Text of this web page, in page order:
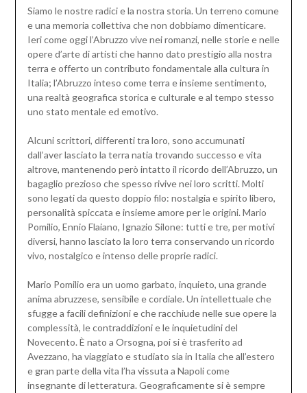
Siamo le nostre radici e la nostra storia. Un terreno comune
e una memoria collettiva che non dobbiamo dimenticare.
Ieri come oggi l’Abruzzo vive nei romanzi, nelle storie e nelle
opere d’arte di artisti che hanno dato prestigio alla nostra
terra e offerto un contributo fondamentale alla cultura in
Italia; l’Abruzzo inteso come terra e insieme sentimento,
una realtà geografica storica e culturale e al tempo stesso
uno stato mentale ed emotivo.
Alcuni scrittori, differenti tra loro, sono accumunati
dall’aver lasciato la terra natia trovando successo e vita
altrove, mantenendo però intatto il ricordo dell’Abruzzo, un
bagaglio prezioso che spesso rivive nei loro scritti. Molti
sono legati da questo doppio filo: nostalgia e spirito libero,
personalità spiccata e insieme amore per le origini. Mario
Pomilio, Ennio Flaiano, Ignazio Silone: tutti e tre, per motivi
diversi, hanno lasciato la loro terra conservando un ricordo
vivo, nostalgico e intenso delle proprie radici.
Mario Pomilio era un uomo garbato, inquieto, una grande
anima abruzzese, sensibile e cordiale. Un intellettuale che
sfugge a facili definizioni e che racchiude nelle sue opere la
complessità, le contraddizioni e le inquietudini del
Novecento. È nato a Orsogna, poi si è trasferito ad
Avezzano, ha viaggiato e studiato sia in Italia che all’estero
e gran parte della vita l’ha vissuta a Napoli come
insegnante di letteratura. Geograficamente si è sempre